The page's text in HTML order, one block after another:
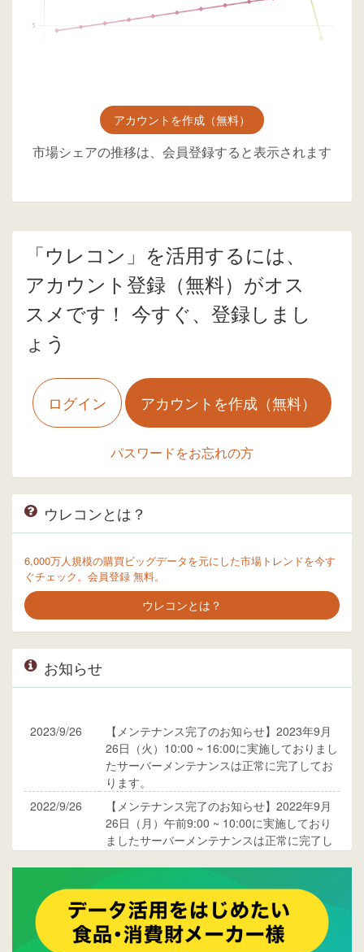
アカウントを作成（無料）
市場シェアの推移は、会員登録すると表示されます
「ウレコン」を活用するには、
アカウント登録（無料）がオス
スメです！ 今すぐ、登録しまし
ょう
ログイン アカウントを作成（無料）
パスワードをお忘れの方
ウレコンとは？
6,000万人規模の購買ビッグデータを元にした市場トレンドを今す
ぐチェック。会員登録 無料。
ウレコンとは？
お知らせ
2023/9/26
【メンテナンス完了のお知らせ】2023年9月
26日（火）10:00 ~ 16:00に実施しておりまし
たサーバーメンテナンスは正常に完了してお
ります。
2022/9/26
【メンテナンス完了のお知らせ】2022年9月
26日（月）午前9:00 ~ 10:00に実施しており
ましたサーバーメンテナンスは正常に完了し
ご覧ください。
2015/10/19
ウレコンのサイト機能を大幅バージョンアッ
プ。詳細はこちら。⇒告知ページへ